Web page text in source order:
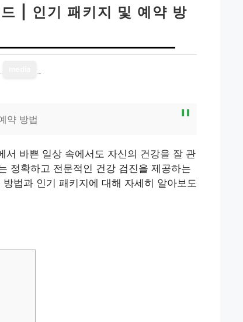
| 인기 패키지 및 예약 방
약 방법
서 바쁜 일상 속에서도 자신의 건강을 잘 관
정확하고 전문적인 건강 검진을 제공하는
법과 인기 패키지에 대해 자세히 알아보도